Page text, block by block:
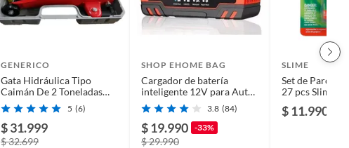
GENERICO
Gata Hidráulica Tipo
Caimán De 2 Toneladas
Con Maleta
5 (6)
$ 31.999
$ 32.699
SHOP EHOME BAG
Cargador de batería
inteligente 12V para Auto
Moto
3.8 (84)
$ 19.990 -33%
$ 29.990
SLIME
Set de
27 pcs Slime
$ 11.990